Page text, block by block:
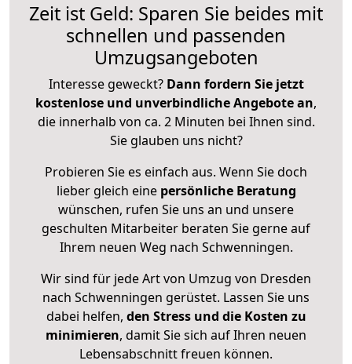
Zeit ist Geld: Sparen Sie beides mit
schnellen und passenden
Umzugsangeboten
Interesse geweckt? Dann fordern Sie jetzt
kostenlose und unverbindliche Angebote an,
die innerhalb von ca. 2 Minuten bei Ihnen sind.
Sie glauben uns nicht?
Probieren Sie es einfach aus. Wenn Sie doch
lieber gleich eine persönliche Beratung
wünschen, rufen Sie uns an und unsere
geschulten Mitarbeiter beraten Sie gerne auf
Ihrem neuen Weg nach Schwenningen.
Wir sind für jede Art von Umzug von Dresden
nach Schwenningen gerüstet. Lassen Sie uns
dabei helfen, den Stress und die Kosten zu
minimieren, damit Sie sich auf Ihren neuen
Lebensabschnitt freuen können.